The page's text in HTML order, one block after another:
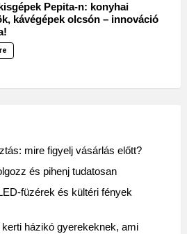
Pepita-n: konyhai
kávégépek olcsón – innováció
mire figyelj vásárlás előtt?
és pihenj tudatosan
füzérek és kültéri fények
házikó gyerekeknek, ami